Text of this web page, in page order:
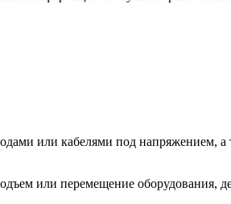
или кабелями под напряжением,
или перемещение оборудования,